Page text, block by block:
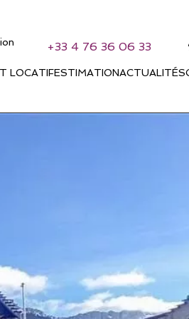
+33 4 76 36 06 33
LOCATIFESTIMATIONACTUALITÉS